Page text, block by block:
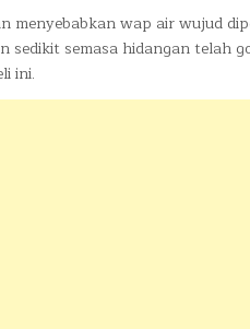
menyebabkan wap air wujud
sedikit semasa hidangan telah
ini.